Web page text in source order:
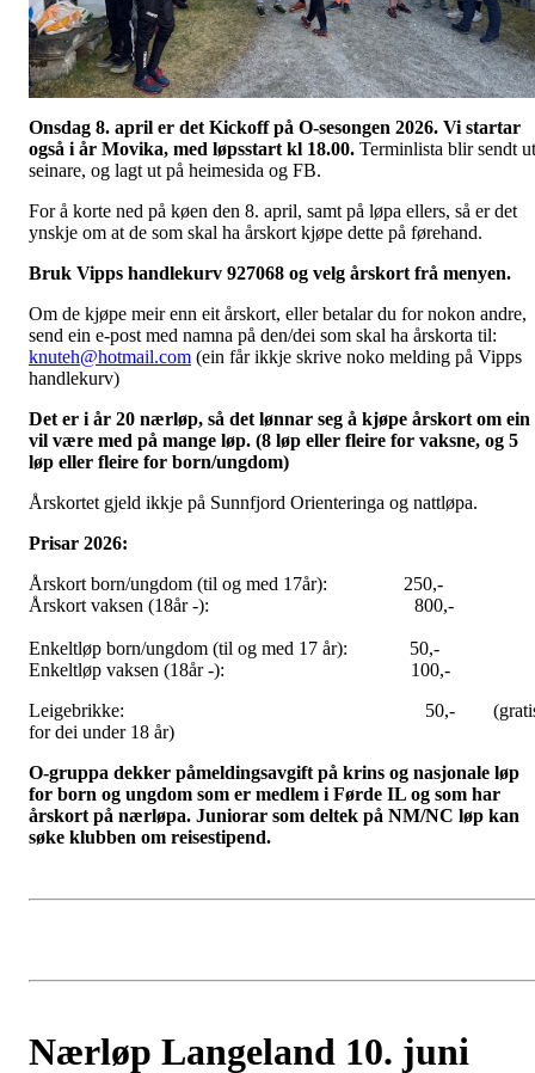
Onsdag 8. april er det Kickoff på O-sesongen 2026. Vi startar
også i år Movika, med løpsstart kl 18.00. Terminlista blir sendt ut
seinare, og lagt ut på heimesida og FB.
For å korte ned på køen den 8. april, samt på løpa ellers, så er det
ynskje om at de som skal ha årskort kjøpe dette på førehand.
Bruk Vipps handlekurv 927068 og velg årskort frå menyen.
Om de kjøpe meir enn eit årskort, eller betalar du for nokon andre,
send ein e-post med namna på den/dei som skal ha årskorta til:
knuteh@hotmail.com (ein får ikkje skrive noko melding på Vipps
handlekurv)
Det er i år 20 nærløp, så det lønnar seg å kjøpe årskort om ein
vil være med på mange løp. (8 løp eller fleire for vaksne, og 5
løp eller fleire for born/ungdom)
Årskortet gjeld ikkje på Sunnfjord Orienteringa og nattløpa.
Prisar 2026:
Årskort born/ungdom (til og med 17år): 250,-
Årskort vaksen (18år -): 800,-
Enkeltløp born/ungdom (til og med 17 år): 50,-
Enkeltløp vaksen (18år -): 100,-
Leigebrikke: 50,-
for dei under 18 år)
O-gruppa dekker påmeldingsavgift på krins og nasjonale løp
for born og ungdom som er medlem i Førde IL og som har
årskort på nærløpa. Juniorar som deltek på NM/NC løp kan
søke klubben om reisestipend.
Nærløp Langeland 10. juni